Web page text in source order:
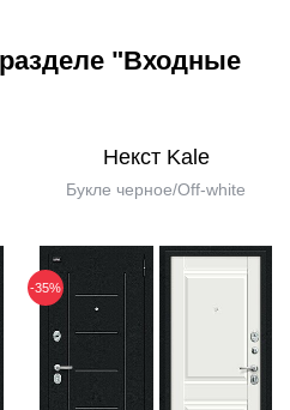
"Входные
Некст Kale
Букле черное/Off-white
-35%